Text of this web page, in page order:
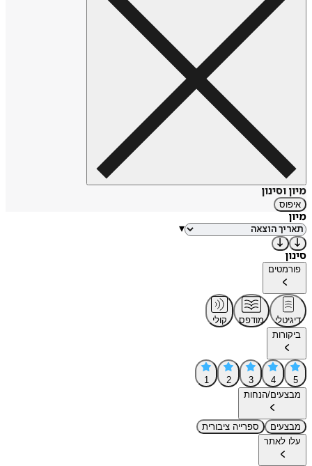
מיון וסינון
איפוס
מיון
▾
סינון
פורמטים
דיגיטלי מודפס
קולי
ביקורות
5
4
3
2
1
מבצעים/הנחות
מבצעים
ספרייה ציבורית
עלו לאתר